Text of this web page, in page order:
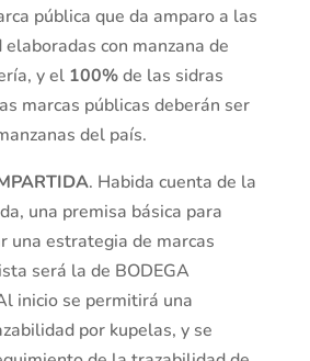
pública que da amparo a las
con manzana de
y el 100%de las sidras
marcas públicas deberán ser
del país.
. Habida cuenta de la
una premisa básica para
una estrategia de marcas
será la de BODEGA
inicio se permitirá una
por kupelas, y se